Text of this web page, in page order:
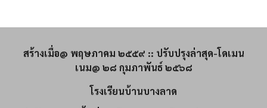
สร้างเมื่อ@ พฤษภาคม ๒๕๕๙ :: ปรับปรุงล่าสุด-โดเมน
เนม@ ๒๘ กุมภาพันธ์ ๒๕๖๘
โรงเรียนบ้านบางลาด